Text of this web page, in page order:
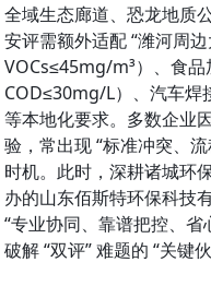
全域生态廊道、恐龙地质
安评需额外适配 “潍河周
VOCs≤45mg/m³）、食
COD≤30mg/L）、汽车焊
等本地化要求。多数企业
验，常出现 “标准冲突、
时机。此时，深耕诸城环
办的山东佰斯特环保科技
“专业协同、靠谱把控、
破解 “双评” 难题的 “关键伙